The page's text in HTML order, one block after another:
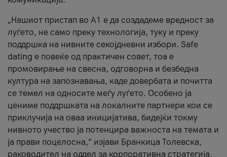
„Нашиот пристап во А1 е да создадеме вредност за
луѓето, не само преку технологија, туку и преку
поддршка на нивните секојдневни избори. Safe
dating е повеќе од практичен совет, тоа е
промовирање на свесна, одговорна и безбедна
култура на запознавања, каде довербата и почитта
се темел на односите меѓу луѓето. Особено ја
цениме поддршката на локалните партнери кои се
приклучија на оваа иницијатива, бидејќи токму
нивното учество ја потенцира важноста на темата и
ја прави поцелосна,“ изјави Бранкица Толевска,
раководител на оддел за корпоративна стратегија,